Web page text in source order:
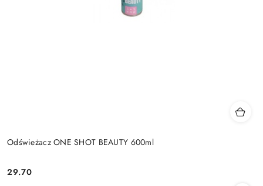
Odświeżacz ONE SHOT BEAUTY 600ml
Cena:
29.70